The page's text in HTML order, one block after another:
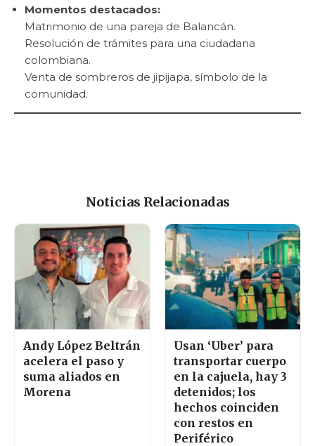
Momentos destacados:
Matrimonio de una pareja de Balancán.
Resolución de trámites para una ciudadana
colombiana.
Venta de sombreros de jipijapa, símbolo de la
comunidad.
Noticias Relacionadas
Andy López Beltrán
acelera el paso y
suma aliados en
Morena
Usan ‘Uber’ para
transportar cuerpo
en la cajuela, hay 3
detenidos; los
hechos coinciden
con restos en
Periférico